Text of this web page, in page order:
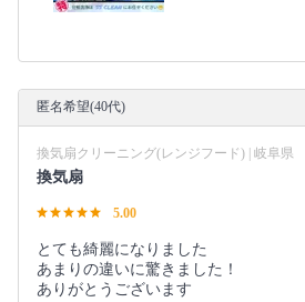
匿名希望(40代)
換気扇クリーニング(レンジフード) | 岐阜県
換気扇
5.00
とても綺麗になりました
あまりの違いに驚きました！
ありがとうございます